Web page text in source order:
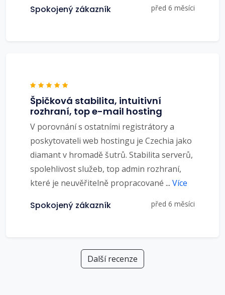
Spokojený zákazník před 6 měsíci
Špičková stabilita, intuitivní
rozhraní, top e-mail hosting
V porovnání s ostatními registrátory a
poskytovateli web hostingu je Czechia jako
diamant v hromadě šutrů. Stabilita serverů,
spolehlivost služeb, top admin rozhraní,
které je neuvěřitelně propracované ... Více
Spokojený zákazník před 6 měsíci
Další recenze